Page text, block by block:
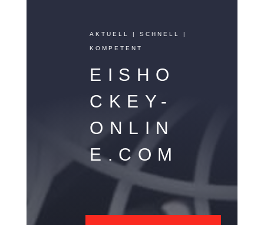
AKTUELL | SCHNELL |
KOMPETENT
EISHO
CKEY-
ONLIN
E.COM